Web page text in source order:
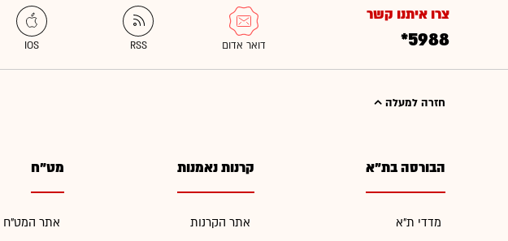
צרו איתנו קשר
*5988
חזרה למעלה
הבורסה בת"א
מדדי ת"א
קרנות נאמנות
אתר הקרנות
מט"ח
אתר המט"ח